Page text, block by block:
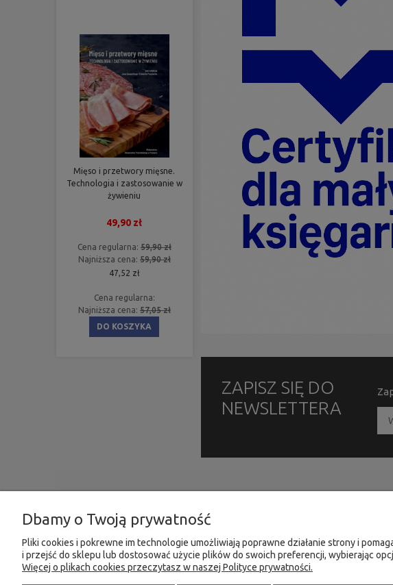
Mięso i przetwory mięsne.
Technologia i zastosowanie w
żywieniu
49,90 zł
Cena regularna: 59,90 zł
Najniższa cena: 59,90 zł
47,52 zł
Cena regularna:
Najniższa cena: 57,05 zł
DO KOSZYKA
ZAPISZ SIĘ DO
NEWSLETTERA
O firmie
Ustawienia plików cookies
Kontakt i dane firmy
Dostawy i płatności
Ustawienia konta
Przechowalnia
Dbamy o Twoją prywatność
Pliki cookies i pokrewne im technologie umożliwiają poprawne działanie strony i
i przejść do sklepu lub dostosować użycie plików do swoich preferencji, wybierając
Więcej o plikach cookies przeczytasz w naszej Polityce prywatności.